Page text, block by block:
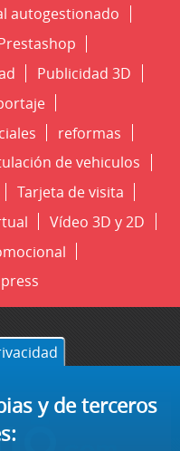
autogestionado
Publicidad 3D
reformas
de vehiculos
Tarjeta de visita
Vídeo 3D y 2D
y de terceros